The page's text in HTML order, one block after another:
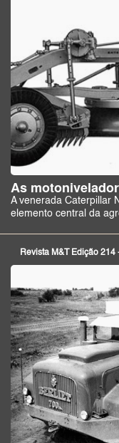
As
A venerada Caterpillar
elemento central da
Revista M&T Edição 214